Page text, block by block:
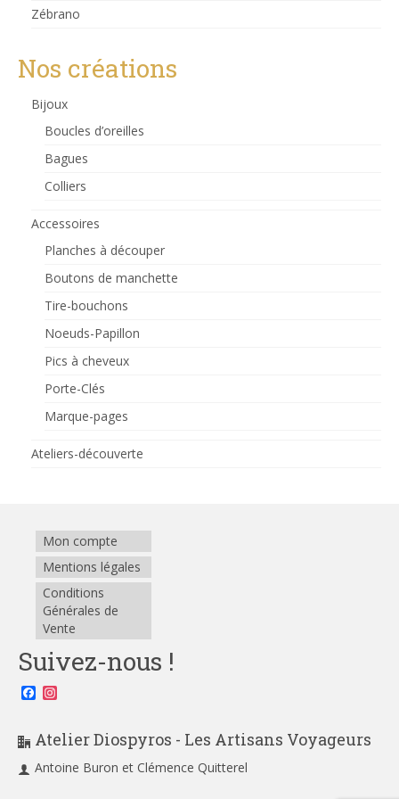
Zébrano
Nos créations
Bijoux
Boucles d’oreilles
Bagues
Colliers
Accessoires
Planches à découper
Boutons de manchette
Tire-bouchons
Noeuds-Papillon
Pics à cheveux
Porte-Clés
Marque-pages
Ateliers-découverte
Mon compte
Mentions légales
Conditions
Générales de
Vente
Suivez-nous !
Facebook
Atelier Diospyros - Les Artisans Voyageurs
Antoine Buron et Clémence Quitterel